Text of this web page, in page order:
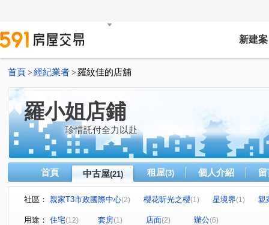
新建案
首頁 > 經紀業者 > 羅紋佳的店舖
羅小姐店鋪
珍惜託付全力以赴
首頁 中古屋(21) 租屋(3) 個人介紹
社區： 親家T3市政國際中心(2) 櫻花昕光之櫻(1) 星境界(1)
親
NTC國家商貿中心
惠宇一森青 鼎泰中城
用途： 住宅(12) 套房(1) 店面(2) 辦公(6)